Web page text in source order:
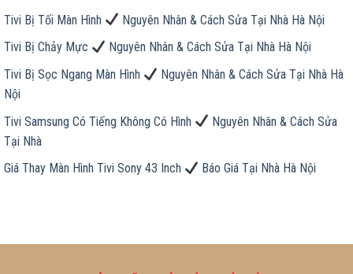
Tivi Bị Tối Màn Hình
Nguyên Nhân & Cách Sửa Tại Nhà Hà Nội
Tivi Bị Chảy Mực
Nguyên Nhân & Cách Sửa Tại Nhà Hà Nội
Tivi Bị Sọc Ngang Màn Hình
Nguyên Nhân & Cách Sửa Tại Nhà Hà
Nội
Tivi Samsung Có Tiếng Không Có Hình
Nguyên Nhân & Cách Sửa
Tại Nhà
Giá Thay Màn Hình Tivi Sony 43 Inch
Báo Giá Tại Nhà Hà Nội